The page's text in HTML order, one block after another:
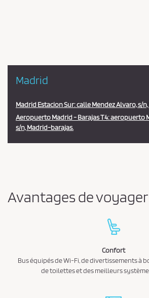
Madrid
Madrid Estacion Sur: calle Mendez Alvaro, s/
Aeropuerto Madrid - Barajas T4: aeropuerto
s/n, Madrid-barajas.
Avantages de
Confort
Bus équipés de Wi-Fi, de divertissements à
de toilettes et des meilleurs